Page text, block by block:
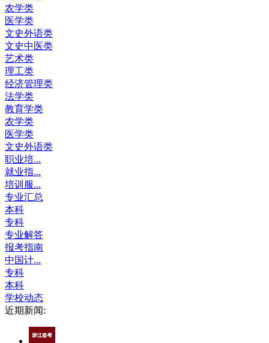
农学类
医学类
文史外语类
文史中医类
艺术类
理工类
经济管理类
法学类
教育学类
农学类
医学类
文史外语类
职业培...
就业指...
培训服...
专业汇总
本科
专科
专业解答
报考指南
中国计...
专科
本科
学校动态
近期新闻: